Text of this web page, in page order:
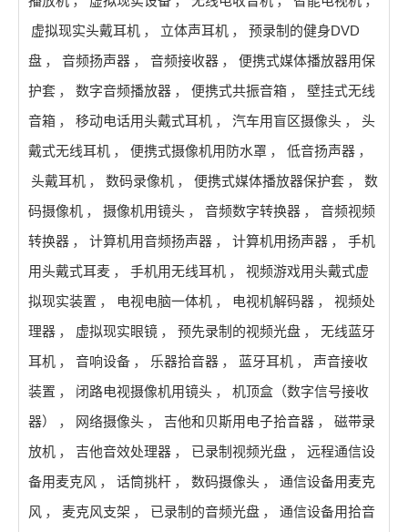
虚拟现实头戴耳机 ， 立体声耳机 ，
预录制的健身DVD
盘 ， 音频扬声器 ， 音频接收器 ，
便携式媒体播放器用保
护套 ， 数字音频播放器 ， 便携式共振音箱 ，
壁挂式无线
音箱 ， 移动电话用头戴式耳机 ， 汽车用盲区摄像头 ，
头
戴式无线耳机 ， 便携式摄像机用防水罩 ， 低音扬声器 ，
头戴耳机 ， 数码录像机 ， 便携式媒体播放器保护套 ，
数
码摄像机 ， 摄像机用镜头 ， 音频数字转换器 ，
音频视频
转换器 ， 计算机用音频扬声器 ， 计算机用扬声器 ，
手机
用头戴式耳麦 ， 手机用无线耳机 ，
视频游戏用头戴式虚
拟现实装置 ， 电视电脑一体机 ， 电视机解码器 ，
视频处
理器 ， 虚拟现实眼镜 ， 预先录制的视频光盘 ，
无线蓝牙
耳机 ， 音响设备 ， 乐器拾音器 ， 蓝牙耳机 ，
声音接收
装置 ， 闭路电视摄像机用镜头 ，
机顶盒（数字信号接收
器）
， 网络摄像头 ， 吉他和贝斯用电子拾音器 ，
磁带录
放机 ， 吉他音效处理器 ， 已录制视频光盘 ，
远程通信设
备用麦克风 ， 话筒挑杆 ， 数码摄像头 ，
通信设备用麦克
风 ， 麦克风支架 ， 已录制的音频光盘 ，
通信设备用拾音